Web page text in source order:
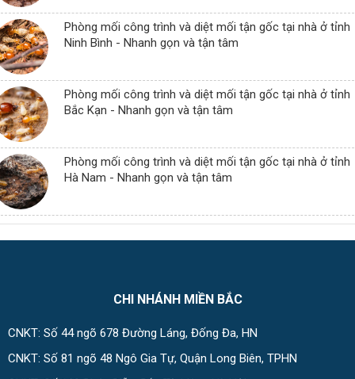
Phòng mối công trình và diệt mối tận gốc tại nhà ở tỉnh
Ninh Bình - Nhanh gọn và tận tâm
Phòng mối công trình và diệt mối tận gốc tại nhà ở tỉnh
Bắc Kạn - Nhanh gọn và tận tâm
Phòng mối công trình và diệt mối tận gốc tại nhà ở tỉnh
Hà Nam - Nhanh gọn và tận tâm
CHI NHÁNH MIỀN BẮC
CNKT: Số 44 ngõ 678 Đường Láng, Đống Đa, HN
CNKT: Số 81 ngõ 48 Ngô Gia Tự, Quận Long Biên, TPHN